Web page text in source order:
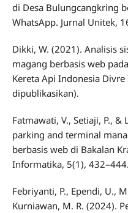
di Desa Bulungcangkring
WhatsApp. Jurnal Unitek,
Dikki, W. (2021). Analisis
magang berbasis web
Kereta Api Indonesia
dipublikasikan).
Fatmawati, V., Setiaji, P.,
parking and terminal
berbasis web di Bakalan
Informatika, 5(1), 432–444.
Febriyanti, P., Ependi, U.,
Kurniawan, M. R. (2024).